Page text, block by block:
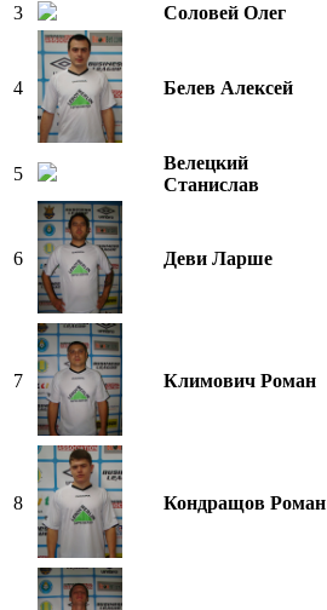
3 Соловей Олег
4 Белев Алексей
5
Велецкий
Станислав
6 Деви Ларше
7 Климович Роман
8 Кондращов Роман